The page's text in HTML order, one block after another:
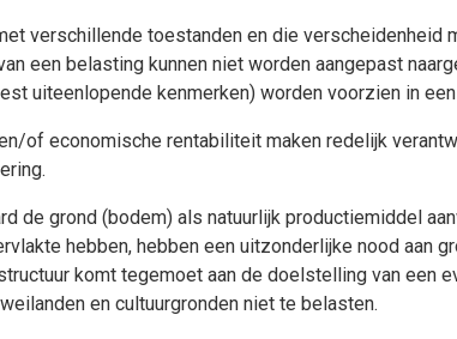
verschillende toestanden en die verscheidenheid
een belasting kunnen niet worden aangepast
uiteenlopende kenmerken) worden voorzien in
of economische rentabiliteit maken redelijk
de grond (bodem) als natuurlijk productiemiddel
hebben, hebben een uitzonderlijke nood aan
komt tegemoet aan de doelstelling van een
en cultuurgronden niet te belasten.